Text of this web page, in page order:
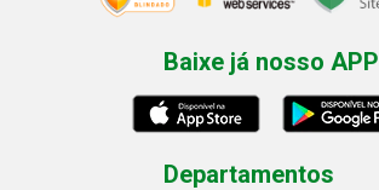
Baixe já nosso APP
Departamentos